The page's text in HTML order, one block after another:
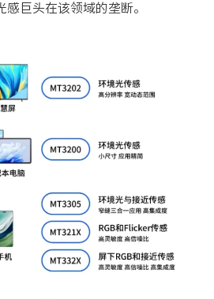
巨头在该领域的垄断。